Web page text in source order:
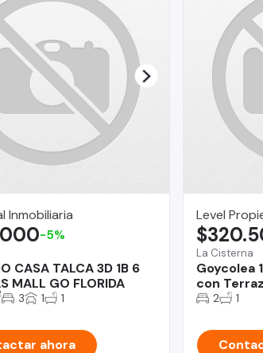
Inmobiliaria
CASA TALCA 3D 1B 6
MALL GO FLORIDA
-5%
3 1 1
ahora
Level
La Cisterna
Goycolea
con
2 1